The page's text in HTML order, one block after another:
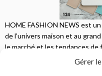
Gérer
HOME FASHION NEWS est
de l’univers maison et au
le marché et les tendances de
lecteurs une vision complète.